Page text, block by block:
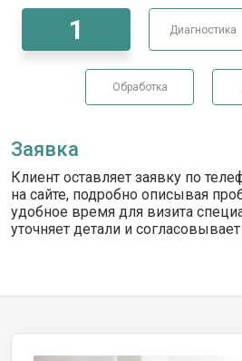
1 Диагностика
Обработка
Заявка
Клиент оставляет заявку по
на сайте, подробно описывая
удобное время для визита
уточняет детали и